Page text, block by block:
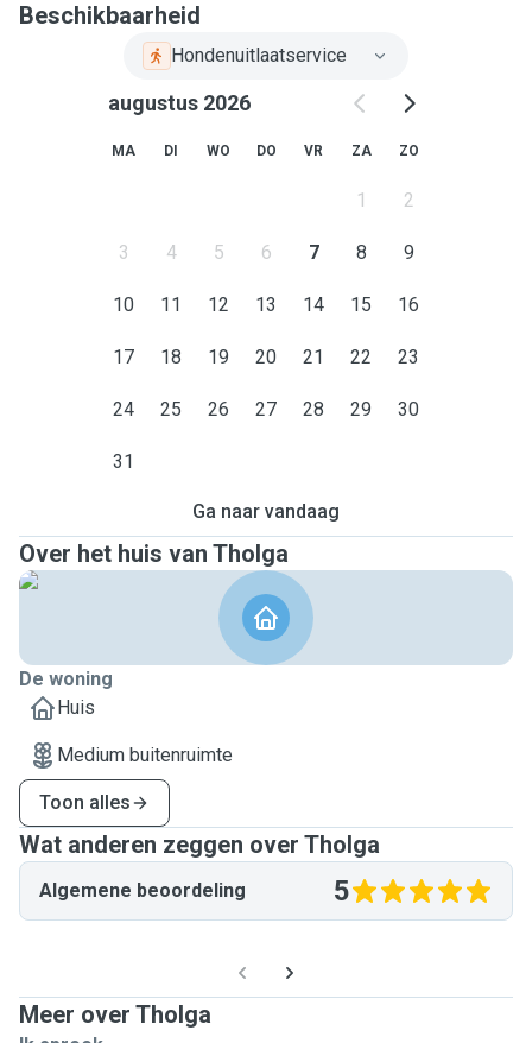
Beschikbaarheid
Hondenuitlaatservice
augustus 2026
MA DI WO DO VR ZA ZO
1 2
3 4 5 6 7 8 9
10 11 12 13 14 15 16
17 18 19 20 21 22 23
24 25 26 27 28 29 30
31
Ga naar vandaag
Over het huis van Tholga
De woning
Huis
Medium buitenruimte
Toon alles
Wat anderen zeggen over Tholga
Algemene beoordeling 5
Meer over Tholga